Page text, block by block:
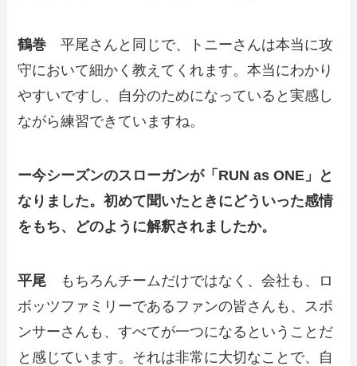
鶴巻 平尾さんと同じで、トニーさんは本当に攻
守において細かく教えてくれます。本当にわかり
やすいですし、自分のためになっていると実感し
ながら練習できていますね。
ー今シーズンのスローガンが「RUN as ONE」と
なりました。初めて聞いたときにどういった感情
をもち、どのように解釈されましたか。
平尾 もちろんチームだけではなく、会社も、ロ
ボッツファミリーであるファンの皆さんも、スポ
ンサーさんも、すべてが一つになるということだ
と感じています。それは非常に大切なことで、自